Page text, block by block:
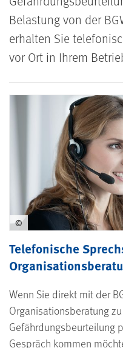
Belastung von der
erhalten Sie
vor Ort in Ihrem
Telefonische
Telefonische
Wenn Sie direkt mit der
Organisationsberatung
Gefährdungsbeurteilung
Gespräch kommen
©